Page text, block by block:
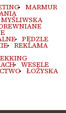
MARMUR
PĘDZLE
REKLAMA
WESELE
ŁOŻYSKA